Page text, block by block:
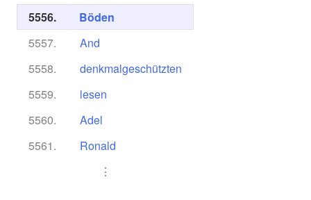
5556.
Böden
5557.
And
5558.
denkmalgeschützten
5559.
lesen
5560.
Adel
5561.
Ronald
⋮